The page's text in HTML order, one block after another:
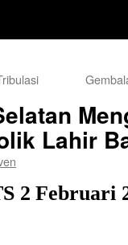
Lahir
2 Februari